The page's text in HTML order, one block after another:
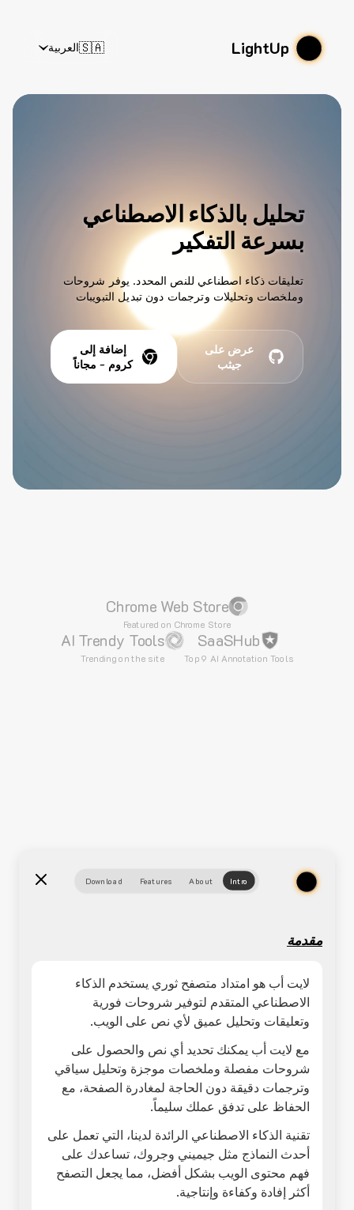
LightUp
🇸🇦العربية
تحليل بالذكاء الاصطناعي
بسرعة التفكير
تعليقات ذكاء اصطناعي للنص المحدد. يوفر شروحات
وملخصات وتحليلات وترجمات دون تبديل التبويبات
إضافة إلى
كروم - مجاناً
عرض على
جيثب
Chrome Web Store
Featured on Chrome Store
SaaSHub
Top 9 AI Annotation Tools
AI Trendy Tools
Trending on the site
Intro
About
Features
Download
مقدمة
لايت أب هو امتداد متصفح ثوري يستخدم الذكاء
الاصطناعي المتقدم لتوفير شروحات فورية
وتعليقات وتحليل عميق لأي نص على الويب.
مع لايت أب يمكنك تحديد أي نص والحصول على
شروحات مفصلة وملخصات موجزة وتحليل سياقي
وترجمات دقيقة دون الحاجة لمغادرة الصفحة، مع
الحفاظ على تدفق عملك سليماً.
تقنية الذكاء الاصطناعي الرائدة لدينا، التي تعمل على
أحدث النماذج مثل جيميني وجروك، تساعدك على
فهم محتوى الويب بشكل أفضل، مما يجعل التصفح
أكثر إفادة وكفاءة وإنتاجية.